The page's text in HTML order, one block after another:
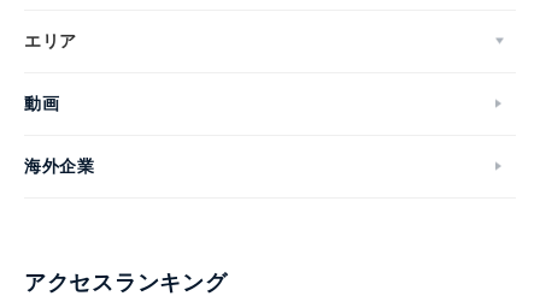
エリア
動画
海外企業
アクセスランキング